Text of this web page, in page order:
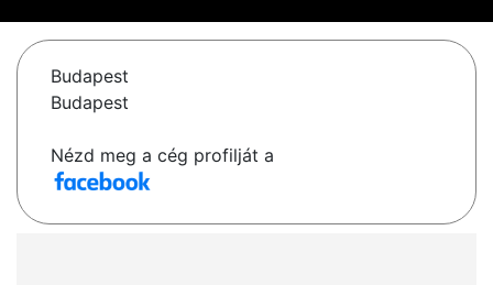
Budapest
Budapest
Nézd meg a cég profilját a